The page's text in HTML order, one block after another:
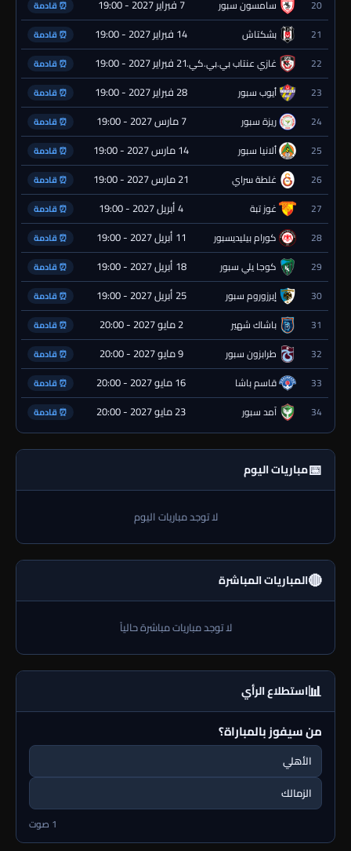
20 سامسون سبور 7 فبراير 2027 - 19:00 ⏰ قادمة
21 بشكتاش 14 فبراير 2027 - 19:00 ⏰ قادمة
22 غازي عنتاب بي.بي.كي.21 فبراير 2027 - 19:00 ⏰ قادمة
23 أيوب سبور 28 فبراير 2027 - 19:00 ⏰ قادمة
24 ريزة سبور 7 مارس 2027 - 19:00 ⏰ قادمة
25 ألانيا سبور 14 مارس 2027 - 19:00 ⏰ قادمة
26 غلطة سراي 21 مارس 2027 - 19:00 ⏰ قادمة
27 غوز تبة 4 أبريل 2027 - 19:00 ⏰ قادمة
28 كورام بيليديسبور 11 أبريل 2027 - 19:00 ⏰ قادمة
29 كوجا يلي سبور 18 أبريل 2027 - 19:00 ⏰ قادمة
30 إيرزوروم سبور 25 أبريل 2027 - 19:00 ⏰ قادمة
31 باشاك شهير 2 مايو 2027 - 20:00 ⏰ قادمة
32 طرابزون سبور 9 مايو 2027 - 20:00 ⏰ قادمة
33 قاسم باشا 16 مايو 2027 - 20:00 ⏰ قادمة
34 آمد سبور 23 مايو 2027 - 20:00 ⏰ قادمة
📅مباريات اليوم
لا توجد مباريات اليوم
🔴المباريات المباشرة
لا توجد مباريات مباشرة حالياً
📊استطلاع الرأي
من سيفوز بالمباراة؟
الأهلي
الزمالك
1 صوت